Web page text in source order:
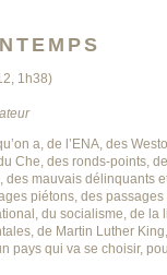
1h38)
a, de l’ENA, des
Che, des ronds-points,
des mauvais délinquants
piétons, des
du socialisme, de la
de Martin Luther
pays qui va se choisir,